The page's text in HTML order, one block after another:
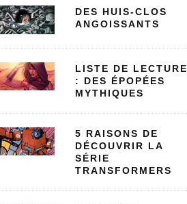
DES HUIS-CLOS
ANGOISSANTS
LISTE DE LECTURE
: DES ÉPOPÉES
MYTHIQUES
5 RAISONS DE
DÉCOUVRIR LA
SÉRIE
TRANSFORMERS